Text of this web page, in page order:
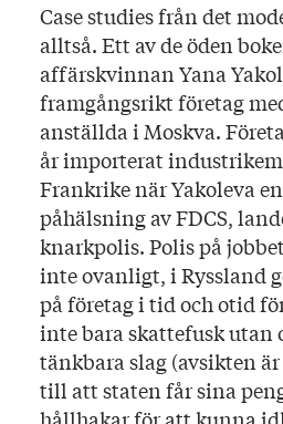
Case studies från det
alltså. Ett av de öden
affärskvinnan Yana
framgångsrikt företag
anställda i Moskva.
år importerat
Frankrike när Yakoleva
påhälsning av FDCS,
knarkpolis. Polis på
inte ovanligt, i Ryssland
på företag i tid och otid
inte bara skattefusk utan
tänkbara slag (avsikten
till att staten får sina